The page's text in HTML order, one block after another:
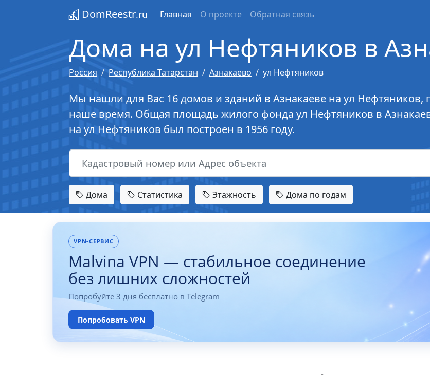
DomReestr.ru Главная О проекте Обратная связь
Дома на ул Нефтяников в
Россия Республика Татарстан Азнакаево ул Нефтяников
Мы нашли для Вас 16 домов и зданий в Азнакаеве на ул Нефтяников,
наше время. Общая площадь жилого фонда ул Нефтяников в
на ул Нефтяников был построен в 1956 году.
Дома Статистика Этажность Дома по годам
VPN-СЕРВИС
Malvina VPN — стабильное соединение
без лишних сложностей
Попробуйте 3 дня бесплатно в Telegram
Попробовать VPN